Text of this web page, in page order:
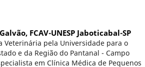
FCAV-UNESP Jaboticabal-SP
Veterinária pela Universidade para o
e da Região do Pantanal - Campo
em Clínica Médica de Pequenos